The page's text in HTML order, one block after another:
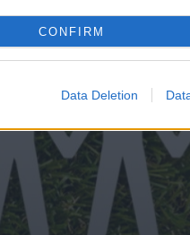
CONFIRM
Data Deletion